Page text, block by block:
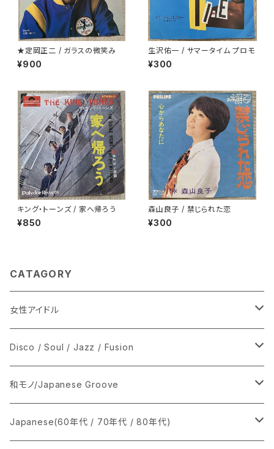
★定岡正二 / ガラスの微笑み
¥900
生沢佑一 / サマータイム プロモ
¥300
キング・トーンズ / 家へ帰ろう
¥850
森山良子 / 禁じられた恋
¥300
CATAGORY
女性アイドル
シングル盤
あ行
か行
LP
CD
Disco / Soul / Jazz / Fusion
シングル盤
A
12インチ・シングル
和モノ/Japanese Groove
シングル盤
Japanese(60年代 / 70年代 / 80年代)